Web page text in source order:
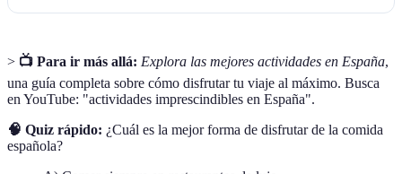
> 📺 Para ir más allá: Explora las mejores actividades en España,
una guía completa sobre cómo disfrutar tu viaje al máximo. Busca
en YouTube: "actividades imprescindibles en España".
🧠 Quiz rápido: ¿Cuál es la mejor forma de disfrutar de la comida
española?